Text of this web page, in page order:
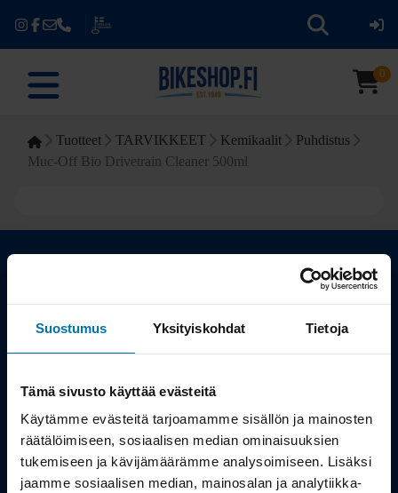
Suostumus Yksityiskohdat Tietoja
Tämä sivusto käyttää evästeitä
Käytämme evästeitä tarjoamamme sisällön ja mainosten
räätälöimiseen, sosiaalisen median ominaisuuksien
tukemiseen ja kävijämäärämme analysoimiseen. Lisäksi
jaamme sosiaalisen median, mainosalan ja analytiikka-
0
Tuotteet TARVIKKEET Kemikaalit
Puhdistus
Muc-Off Bio Drivetrain Cleaner 500ml
Kauppa
Työsuhdepyörä
Info